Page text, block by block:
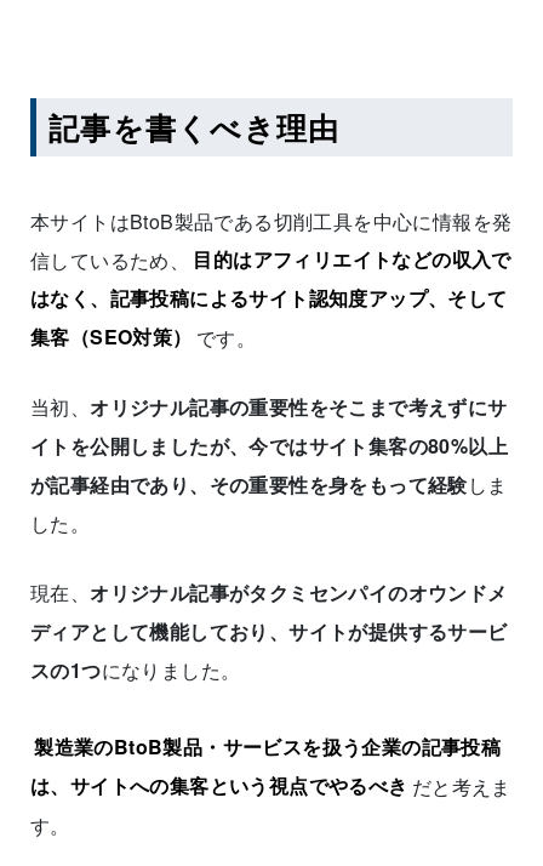
記事を書くべき理由
本サイトはBtoB製品である切削工具を中心に情報を発
信しているため、
目的はアフィリエイトなどの収入で
はなく、記事投稿によるサイト認知度アップ、そして
集客（SEO対策）
です。
当初、 オリジナル記事の重要性をそこまで考えずにサ
イトを公開しましたが、今ではサイト集客の80%以上
が記事経由であり、その重要性を身をもって経験しま
した。
現在、 オリジナル記事がタクミセンパイのオウンドメ
ディアとして機能しており、サイトが提供するサービ
スの1つになりました。
製造業のBtoB製品・サービスを扱う企業の記事投稿
は、サイトへの集客という視点でやるべき だと考えま
す。